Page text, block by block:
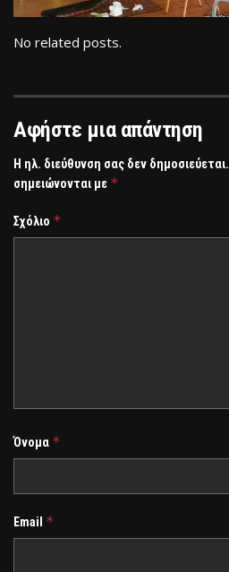
No related posts.
Αφήστε μια απάντηση
Η ηλ. διεύθυνση σας δεν δημοσιεύεται.
σημειώνονται με *
Σχόλιο *
Όνομα *
Email *